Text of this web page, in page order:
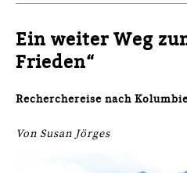
Ein weiter Weg
Frieden“
Recherchereise nach
Von Susan Jörges